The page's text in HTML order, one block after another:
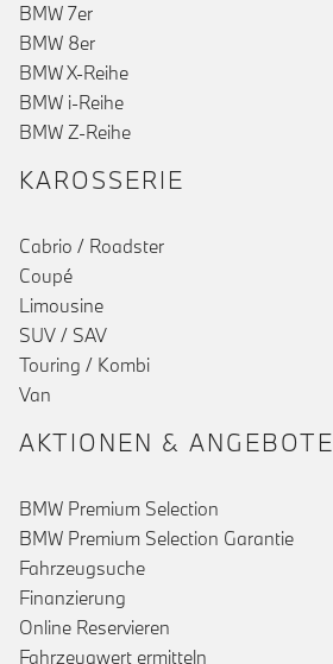
BMW 7er
BMW 8er
BMW X-Reihe
BMW i-Reihe
BMW Z-Reihe
KAROSSERIE
Cabrio / Roadster
Coupé
Limousine
SUV / SAV
Touring / Kombi
Van
AKTIONEN & ANGEBOTE
BMW Premium Selection
BMW Premium Selection Garantie
Fahrzeugsuche
Finanzierung
Online Reservieren
Fahrzeugwert ermitteln